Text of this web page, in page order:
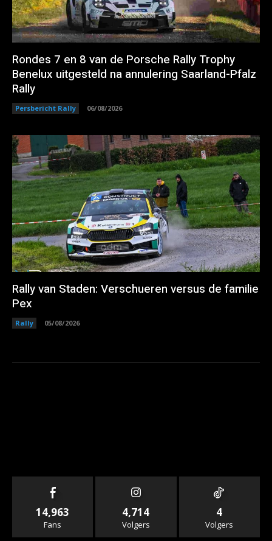
Rondes 7 en 8 van de Porsche Rally Trophy
Benelux uitgesteld na annulering Saarland-Pfalz
Rally
Persbericht Rally 06/08/2026
Rally van Staden: Verschueren versus de familie
Pex
Rally 05/08/2026
14,963
Fans
4,714
Volgers
4
Volgers